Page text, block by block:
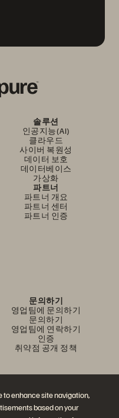
to enhance site navigation,
based on your
솔루션
인공지능(AI)
클라우드
사이버 복원성
데이터 보호
데이터베이스
가상화
파트너
파트너 개요
파트너 센터
파트너 인증
문의하기
영업팀에 문의하기
문의하기
영업팀에 연락하기
인증
취약점 공개 정책